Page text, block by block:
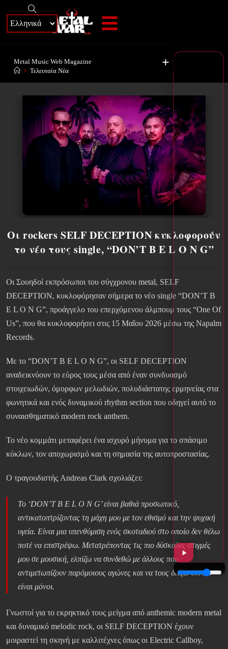
+
Metal Music Web Magazine
> Τελευταία Νέα
Οι rockers SELF DECEPTION κυκλοφορούν
το νέο τους single, “DON’T B E L O N G”
Οι Σουηδοί εκπρόσωποι του σύγχρονου metal, SELF
DECEPTION, κυκλοφόρησαν σήμερα το νέο single “DON’T B
E L O N G”, προάγγελο του επερχόμενου άλμπουμ τους “One Of
Us”, που θα κυκλοφορήσει στις 15 Μαΐου 2026 μέσω της Napalm
Records.
Με το “DON’T B E L O N G”, οι SELF DECEPTION
αναδεικνύουν το εύρος τους μέσα από έναν συνδυασμό
στοιχειωδών, όμορφων μελωδιών, πολυδιάστατης ερμηνείας στα
φωνητικά και ενός δυναμικού rhythm section που οδηγεί αυτό το
συναισθηματικό modern rock anthem.
Το νέο κομμάτι μεταφέρει ένα ισχυρό μήνυμα για το σπάσιμο
κύκλων, τον αποχωρισμό και τη σημασία της αυτοπροστασίας.
Ο τραγουδιστής Andreas Clark σχολιάζει:
Το ‘DON’T B E L O N G’ είναι βαθιά προσωπικό,
αντικατοπτρίζοντας τη μάχη μου με τον εθισμό και την ψυχική
υγεία. Είναι μια υπενθύμιση ενός σκοταδιού στο οποίο δεν θέλω
ποτέ να επιστρέψω. Μετατρέποντας τις πιο δύσκολες στιγμές
μου σε μουσική, ελπίζω να συνδεθώ με άλλους που
αντιμετωπίζουν παρόμοιους αγώνες και να τους δείξω ότι δεν
είναι μόνοι.
Γνωστοί για το εκρηκτικό τους μείγμα από anthemic modern metal
και δυναμικό melodic rock, οι SELF DECEPTION έχουν
μοιραστεί τη σκηνή με καλλιτέχνες όπως οι Electric Callboy,